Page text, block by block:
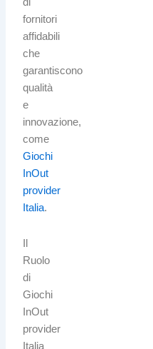
fornitori
affidabili
che
garantiscono
qualità
e
innovazione,
come
Giochi
InOut
provider
Italia.
Il
Ruolo
di
Giochi
InOut
provider
Italia